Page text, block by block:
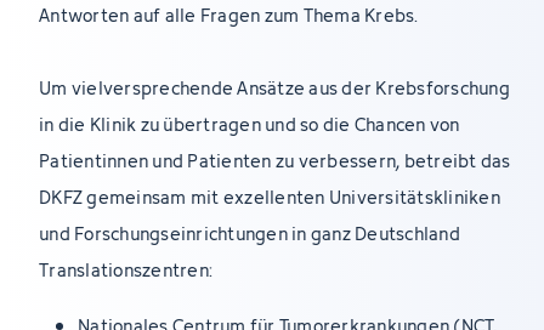
Antworten auf alle Fragen zum Thema Krebs.
Um vielversprechende Ansätze aus der Krebsforschung
in die Klinik zu übertragen und so die Chancen von
Patientinnen und Patienten zu verbessern, betreibt das
DKFZ gemeinsam mit exzellenten Universitätskliniken
und Forschungseinrichtungen in ganz Deutschland
Translationszentren: